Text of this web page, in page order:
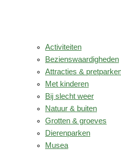
Activiteiten
Bezienswaardigheden
Attracties &
Met kinderen
Bij slecht weer
Natuur & buiten
Grotten & groeves
Dierenparken
Musea